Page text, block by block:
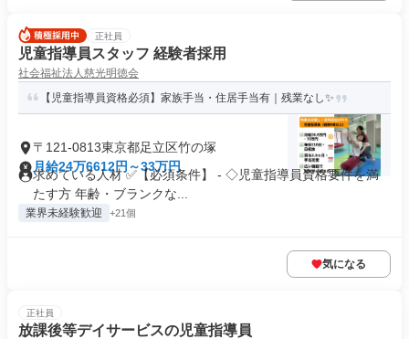
正社員
児童指導員スタッフ 経験者採用
社会福祉法人慈光明徳会
【児童指導員資格必須】家族手当・住居手当有｜残業なし✨
〒121-0813東京都足立区竹の塚
月給24万6612円～33万円
求めている人材 ✅【必須条件】 - ◇児童指導員資格要件を満
たす方 年齢・ブランクな...
業界未経験歓迎 +21個
気になる
正社員
放課後等デイサービスの児童指導員